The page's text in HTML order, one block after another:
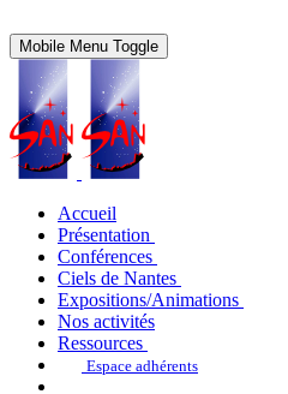
Mobile Menu Toggle
Accueil
Présentation
Conférences
Ciels de Nantes
Expositions/Animations
Nos activités
Ressources
Espace adhérents